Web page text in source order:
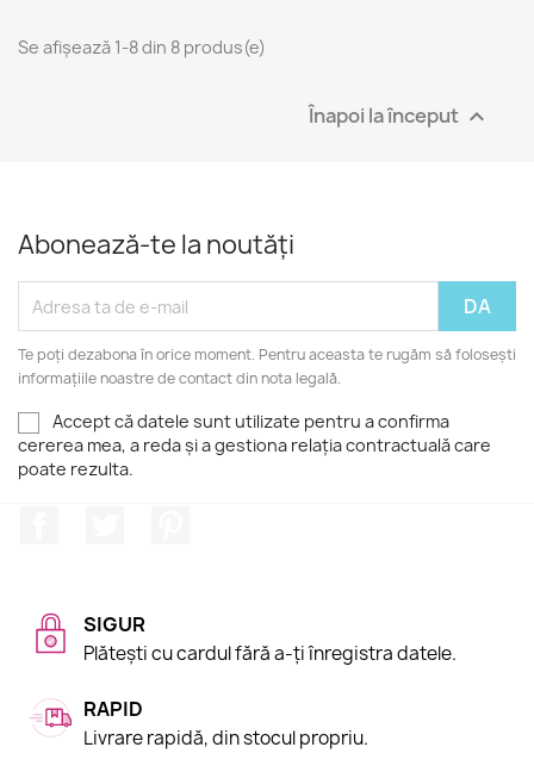
Se afișează 1-8 din 8 produs(e)
Înapoi la început 
Abonează-te la noutăți
Te poți dezabona în orice moment. Pentru aceasta te rugăm să folosești
informațiile noastre de contact din nota legală.
Accept că datele sunt utilizate pentru a confirma
cererea mea, a reda și a gestiona relația contractuală care
poate rezulta.
SIGUR
Plătești cu cardul fără a-ți înregistra datele.
RAPID
Livrare rapidă, din stocul propriu.